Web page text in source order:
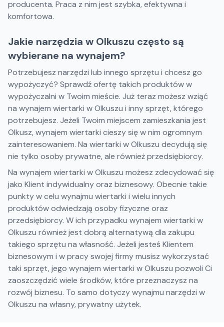
producenta. Praca z nim jest szybka, efektywna i
komfortowa.
Jakie narzędzia w Olkuszu często są
wybierane na wynajem?
Potrzebujesz narzędzi lub innego sprzętu i chcesz go
wypożyczyć? Sprawdź ofertę takich produktów w
wypożyczalni w Twoim mieście. Już teraz możesz wziąć
na wynajem wiertarki w Olkuszu i inny sprzęt, którego
potrzebujesz. Jeżeli Twoim miejscem zamieszkania jest
Olkusz, wynajem wiertarki cieszy się w nim ogromnym
zainteresowaniem. Na wiertarki w Olkuszu decydują się
nie tylko osoby prywatne, ale również przedsiębiorcy.
Na wynajem wiertarki w Olkuszu możesz zdecydować się
jako Klient indywidualny oraz biznesowy. Obecnie takie
punkty w celu wynajmu wiertarki i wielu innych
produktów odwiedzają osoby fizyczne oraz
przedsiębiorcy. W ich przypadku wynajem wiertarki w
Olkuszu również jest dobrą alternatywą dla zakupu
takiego sprzętu na własność. Jeżeli jesteś Klientem
biznesowym i w pracy swojej firmy musisz wykorzystać
taki sprzęt, jego wynajem wiertarki w Olkuszu pozwoli Ci
zaoszczędzić wiele środków, które przeznaczysz na
rozwój biznesu. To samo dotyczy wynajmu narzędzi w
Olkuszu na własny, prywatny użytek.